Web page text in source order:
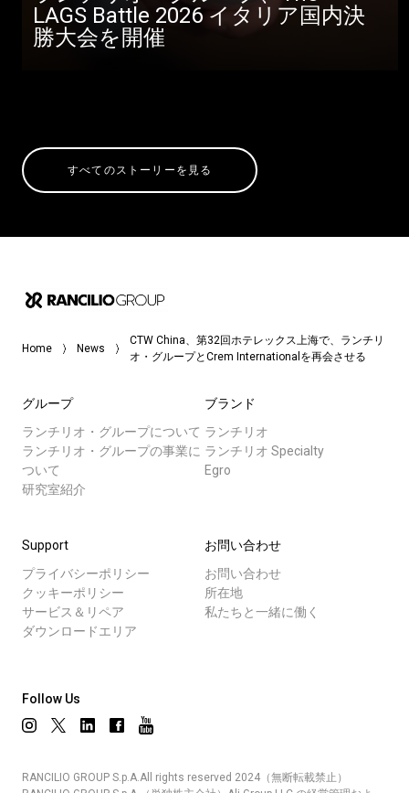
LAGS Battle 2026 イタリア国内決
勝大会を開催
すべてのストーリーを見る
Home News
CTW China、第32回ホテレックス上海で、ランチリ
オ・グループとCrem Internationalを再会させる
グループ
ランチリオ・グループについて
ランチリオ・グループの事業に
ついて
研究室紹介
ブランド
ランチリオ
ランチリオ Specialty
Egro
Support
プライバシーポリシー
クッキーポリシー
サービス＆リペア
ダウンロードエリア
お問い合わせ
お問い合わせ
所在地
私たちと一緒に働く
Follow Us
RANCILIO GROUP S.p.A.All rights reserved 2024（無断転載禁止）